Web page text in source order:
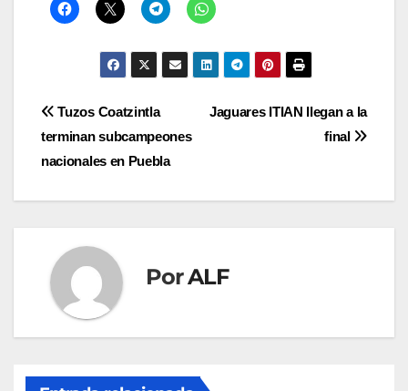
Navegación
de
entradas
Jaguares ITIAN llegan a la
final
Tuzos Coatzintla
terminan subcampeones
nacionales en Puebla
PorALF